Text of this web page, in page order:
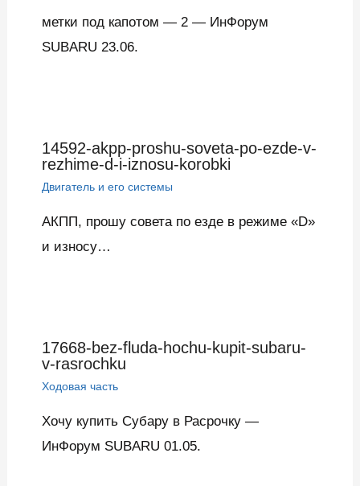
метки под капотом — 2 — ИнФорум
SUBARU 23.06.
14592-akpp-proshu-soveta-po-ezde-v-
rezhime-d-i-iznosu-korobki
Двигатель и его системы
АКПП, прошу совета по езде в режиме «D»
и износу…
17668-bez-fluda-hochu-kupit-subaru-
v-rasrochku
Ходовая часть
Хочу купить Субару в Расрочку —
ИнФорум SUBARU 01.05.